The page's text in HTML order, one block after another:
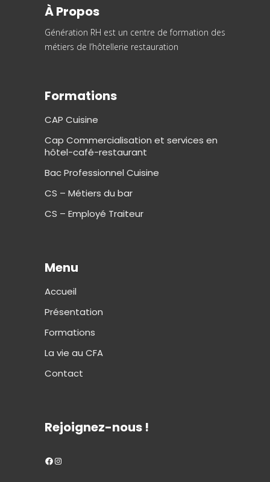
À Propos
Génération RH est un centre de formation des
métiers de l’hôtellerie restauration
Formations
CAP Cuisine
Cap Commercialisation et services en
hôtel-café-restaurant
Bac Professionnel Cuisine
CS – Métiers du bar
CS – Employé Traiteur
Menu
Accueil
Présentation
Formations
La vie au CFA
Contact
Rejoignez-nous !
Facebook
Instagram